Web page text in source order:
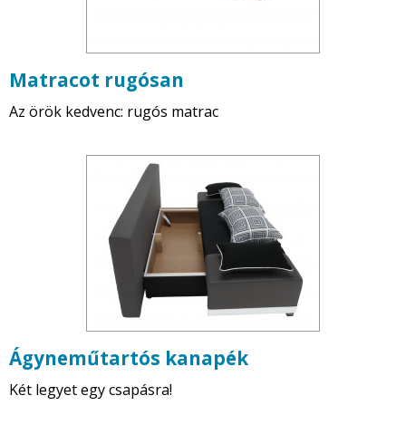
Matracot rugósan
Az örök kedvenc: rugós matrac
Ágyneműtartós kanapék
Két legyet egy csapásra!